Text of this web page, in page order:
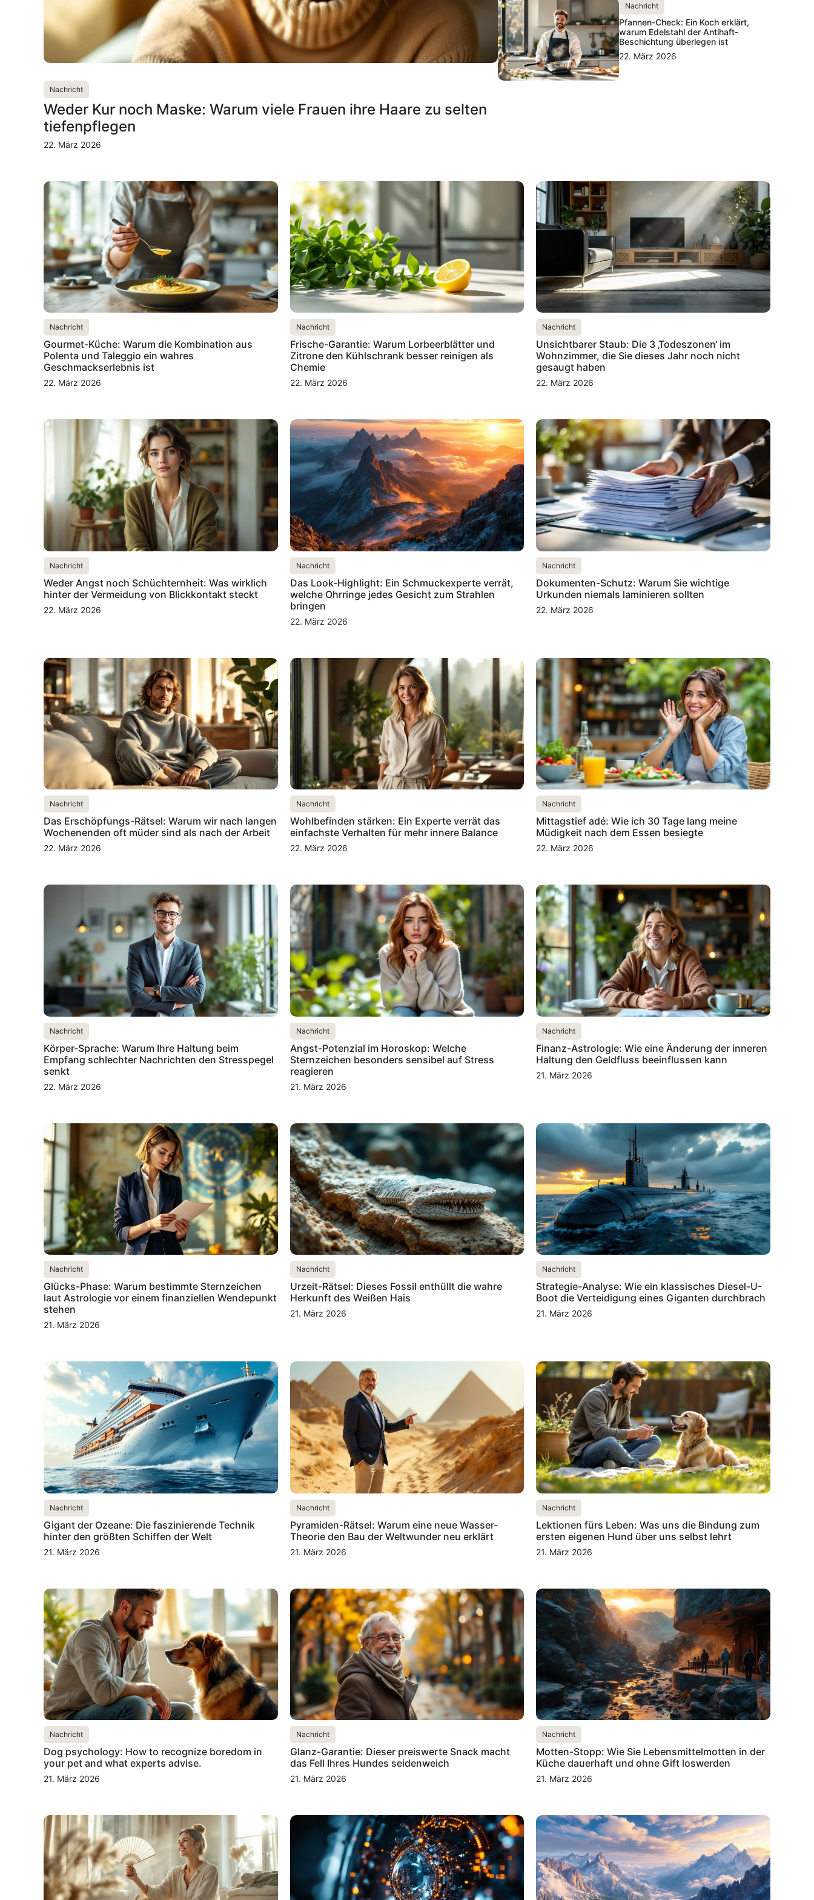
Nachricht
Weder Kur noch Maske: Warum viele Frauen ihre Haare zu selten
tiefenpflegen
22. März 2026
Nachricht
Pfannen-Check: Ein Koch erklärt,
warum Edelstahl der Antihaft-
Beschichtung überlegen ist
22. März 2026
Nachricht
Gourmet-Küche: Warum die Kombination aus
Polenta und Taleggio ein wahres
Geschmackserlebnis ist
22. März 2026
Nachricht
Frische-Garantie: Warum Lorbeerblätter und
Zitrone den Kühlschrank besser reinigen als
Chemie
22. März 2026
Nachricht
Unsichtbarer Staub: Die 3 ‚Todeszonen‘ im
Wohnzimmer, die Sie dieses Jahr noch nicht
gesaugt haben
22. März 2026
Nachricht
Weder Angst noch Schüchternheit: Was wirklich
hinter der Vermeidung von Blickkontakt steckt
22. März 2026
Nachricht
Das Look-Highlight: Ein Schmuckexperte verrät,
welche Ohrringe jedes Gesicht zum Strahlen
bringen
22. März 2026
Nachricht
Dokumenten-Schutz: Warum Sie wichtige
Urkunden niemals laminieren sollten
22. März 2026
Nachricht
Das Erschöpfungs-Rätsel: Warum wir nach langen
Wochenenden oft müder sind als nach der Arbeit
22. März 2026
Nachricht
Wohlbefinden stärken: Ein Experte verrät das
einfachste Verhalten für mehr innere Balance
22. März 2026
Nachricht
Mittagstief adé: Wie ich 30 Tage lang meine
Müdigkeit nach dem Essen besiegte
22. März 2026
Nachricht
Körper-Sprache: Warum Ihre Haltung beim
Empfang schlechter Nachrichten den Stresspegel
senkt
22. März 2026
Nachricht
Angst-Potenzial im Horoskop: Welche
Sternzeichen besonders sensibel auf Stress
reagieren
21. März 2026
Nachricht
Finanz-Astrologie: Wie eine Änderung der inneren
Haltung den Geldfluss beeinflussen kann
21. März 2026
Nachricht
Glücks-Phase: Warum bestimmte Sternzeichen
laut Astrologie vor einem finanziellen Wendepunkt
stehen
21. März 2026
Nachricht
Urzeit-Rätsel: Dieses Fossil enthüllt die wahre
Herkunft des Weißen Hais
21. März 2026
Nachricht
Strategie-Analyse: Wie ein klassisches Diesel-U-
Boot die Verteidigung eines Giganten durchbrach
21. März 2026
Nachricht
Gigant der Ozeane: Die faszinierende Technik
hinter den größten Schiffen der Welt
21. März 2026
Nachricht
Pyramiden-Rätsel: Warum eine neue Wasser-
Theorie den Bau der Weltwunder neu erklärt
21. März 2026
Nachricht
Lektionen fürs Leben: Was uns die Bindung zum
ersten eigenen Hund über uns selbst lehrt
21. März 2026
Nachricht
Dog psychology: How to recognize boredom in
your pet and what experts advise.
21. März 2026
Nachricht
Glanz-Garantie: Dieser preiswerte Snack macht
das Fell Ihres Hundes seidenweich
21. März 2026
Nachricht
Motten-Stopp: Wie Sie Lebensmittelmotten in der
Küche dauerhaft und ohne Gift loswerden
21. März 2026